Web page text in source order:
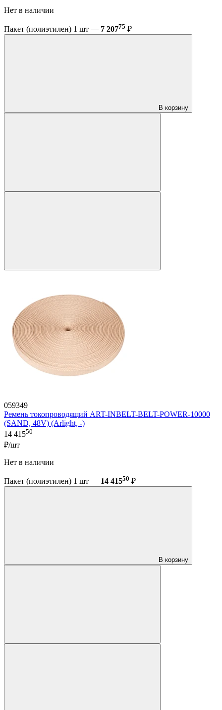
Нет в наличии
Пакет (полиэтилен) 1 шт — 7 20775 ₽
В корзину
059349
Ремень токопроводящий ART-INBELT-BELT-POWER-10000
(SAND, 48V) (Arlight, -)
14 41550
₽/шт
Нет в наличии
Пакет (полиэтилен) 1 шт — 14 41550 ₽
В корзину